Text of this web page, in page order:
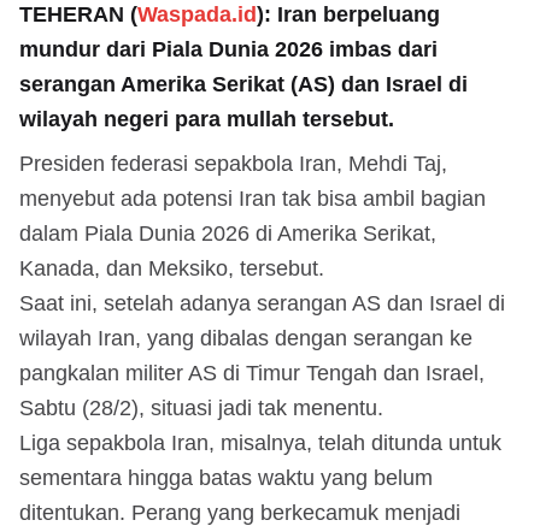
TEHERAN (Waspada.id): Iran berpeluang
mundur dari Piala Dunia 2026 imbas dari
serangan Amerika Serikat (AS) dan Israel di
wilayah negeri para mullah tersebut.
Presiden federasi sepakbola Iran, Mehdi Taj,
menyebut ada potensi Iran tak bisa ambil bagian
dalam Piala Dunia 2026 di Amerika Serikat,
Kanada, dan Meksiko, tersebut.
Saat ini, setelah adanya serangan AS dan Israel di
wilayah Iran, yang dibalas dengan serangan ke
pangkalan militer AS di Timur Tengah dan Israel,
Sabtu (28/2), situasi jadi tak menentu.
Liga sepakbola Iran, misalnya, telah ditunda untuk
sementara hingga batas waktu yang belum
ditentukan. Perang yang berkecamuk menjadi